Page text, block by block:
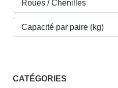
CATÉGORIES